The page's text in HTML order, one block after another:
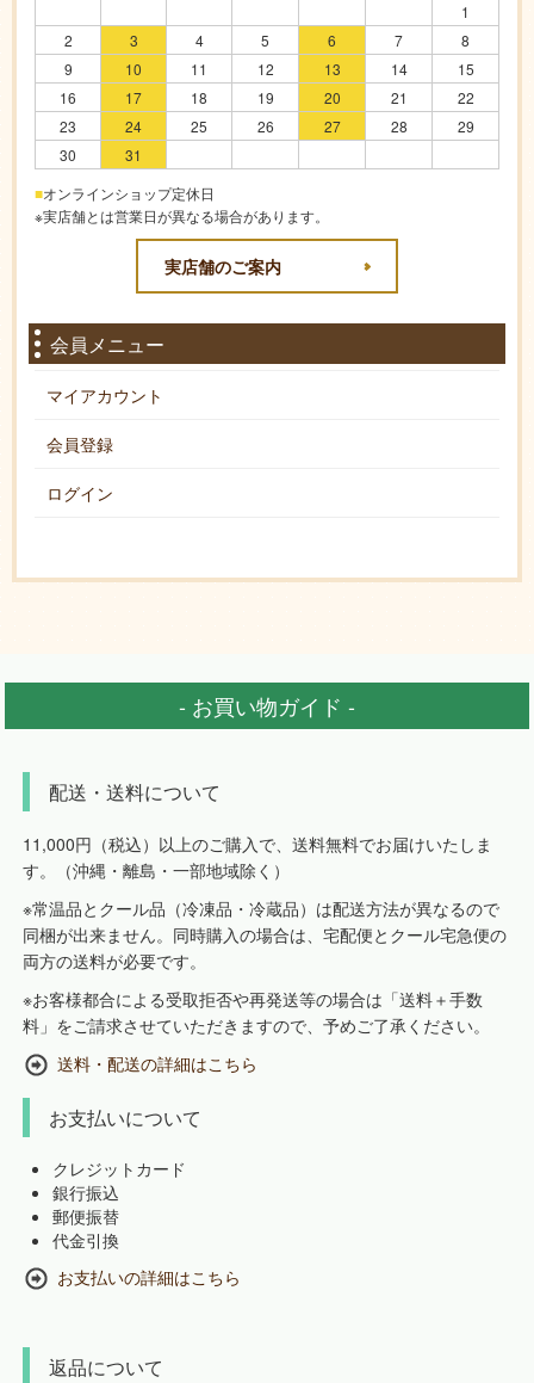
1
2
3 4 5 6 7
8
9
10 11 12 13 14
15
16
17 18 19 20 21
22
23
24 25 26 27 28
29
30
31
■オンラインショップ定休日
※実店舗とは営業日が異なる場合があります。
実店舗のご案内
会員メニュー
マイアカウント
会員登録
ログイン
- お買い物ガイド -
配送・送料について
11,000円（税込）以上のご購入で、送料無料でお届けいたしま
す。（沖縄・離島・一部地域除く）
※常温品とクール品（冷凍品・冷蔵品）は配送方法が異なるので
同梱が出来ません。同時購入の場合は、宅配便とクール宅急便の
両方の送料が必要です。
※お客様都合による受取拒否や再発送等の場合は「送料＋手数
料」をご請求させていただきますので、予めご了承ください。
送料・配送の詳細はこちら
お支払いについて
クレジットカード
銀行振込
郵便振替
代金引換
お支払いの詳細はこちら
返品について